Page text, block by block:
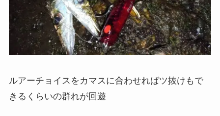
ルアーチョイスをカマスに合わせればツ抜けもで
きるくらいの群れが回遊